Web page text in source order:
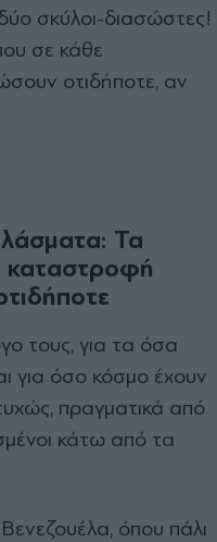
σκύλοι-διασώστες!
σε κάθε
οτιδήποτε, αν
Τα
καταστροφή
τους, για τα όσα
για όσο κόσμο έχουν
πραγματικά από
κάτω από τα
όπου πάλι